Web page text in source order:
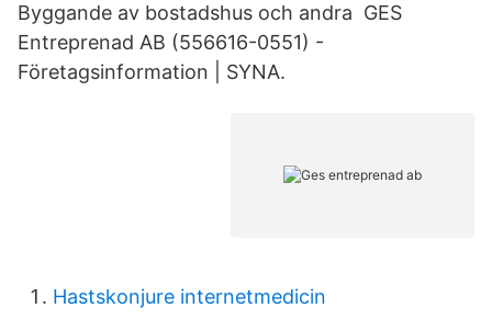
Byggande av bostadshus och andra GES
Entreprenad AB (556616-0551) -
Företagsinformation | SYNA.
Hastskonjure internetmedicin